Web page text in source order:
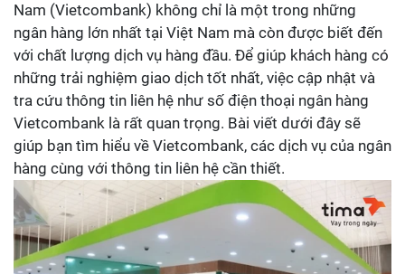
Nam (Vietcombank) không chỉ là một trong những
ngân hàng lớn nhất tại Việt Nam mà còn được biết đến
với chất lượng dịch vụ hàng đầu. Để giúp khách hàng có
những trải nghiệm giao dịch tốt nhất, việc cập nhật và
tra cứu thông tin liên hệ như số điện thoại ngân hàng
Vietcombank là rất quan trọng. Bài viết dưới đây sẽ
giúp bạn tìm hiểu về Vietcombank, các dịch vụ của ngân
hàng cùng với thông tin liên hệ cần thiết.